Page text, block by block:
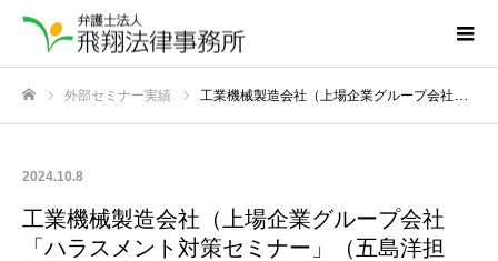
外部セミナー実績 工業機械製造会社（上場企業グループ会社「ハラスメント対策セミナー」（五島洋担当）
2024.10.8
工業機械製造会社（上場企業グループ会社
「ハラスメント対策セミナー」（五島洋担